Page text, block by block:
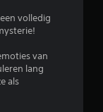
.
3
volledig
van
lang
als